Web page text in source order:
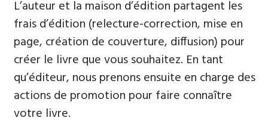
L’auteur et la maison d’édition partagent les
frais d’édition (relecture-correction, mise en
page, création de couverture, diffusion) pour
créer le livre que vous souhaitez. En tant
qu’éditeur, nous prenons ensuite en charge des
actions de promotion pour faire connaître
votre livre.